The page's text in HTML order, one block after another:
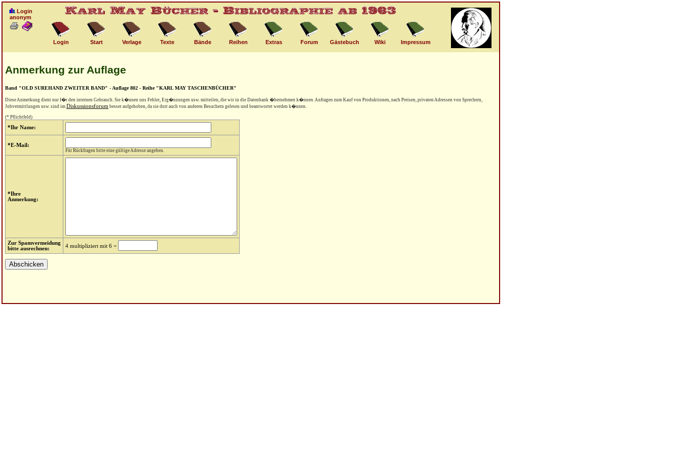
Login
anonym
Login Start Verlage Texte Bände Reihen Extras Forum Gästebuch Wiki Impressum
Anmerkung zur Auflage
Band "OLD SUREHAND ZWEITER BAND" - Auflage 802 - Reihe "KARL MAY TASCHENBÜCHER"
Diese Anmerkung dient nur f�r den internen Gebrauch. Sie k�nnen uns Fehler, Erg�nzungen usw. mitteilen, die wir in die Datenbank �bernehmen k�nnen. Anfragen zum Kauf von Produktionen, nach Preisen, privaten Adressen von Sprechern,
Jobvermittlungen usw. sind im Diskussionsforum besser aufgehoben, da sie dort auch von anderen Besuchern gelesen und beantwortet werden k�nnen.
(* Pflichtfeld)
*Ihr Name:
*E-Mail:
Für Rückfragen bitte eine gültige Adresse angeben.
*Ihre
Anmerkung:
Zur Spamvermeidung
bitte ausrechnen:
4 multipliziert mit 6 =